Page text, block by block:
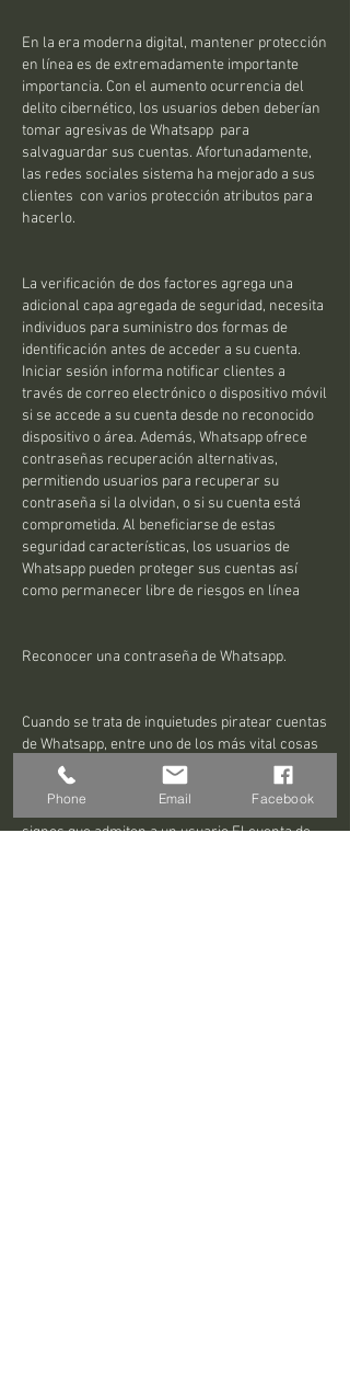
En la era moderna digital, mantener protección
en línea es de extremadamente importante
importancia. Con el aumento ocurrencia del
delito cibernético, los usuarios deben deberían
tomar agresivas de Whatsapp  para
salvaguardar sus cuentas. Afortunadamente,
las redes sociales sistema ha mejorado a sus
clientes  con varios protección atributos para
hacerlo.
La verificación de dos factores agrega una
adicional capa agregada de seguridad, necesita
individuos para suministro dos formas de
identificación antes de acceder a su cuenta.
Iniciar sesión informa notificar clientes a
través de correo electrónico o dispositivo móvil
si se accede a su cuenta desde no reconocido
dispositivo o área. Además, Whatsapp ofrece
contraseñas recuperación alternativas,
permitiendo usuarios para recuperar su
contraseña si la olvidan, o si su cuenta está
comprometida. Al beneficiarse de estas
seguridad características, los usuarios de
Whatsapp pueden proteger sus cuentas así
como permanecer libre de riesgos en línea
Reconocer una contraseña de Whatsapp.
Cuando se trata de inquietudes piratear cuentas
de Whatsapp, entre uno de los más vital cosas
a tener en cuenta es comprender la
contraseña. Una contraseña de Whatsapp es
signos que admiten a un usuario El cuenta de .
Phone Email Facebook